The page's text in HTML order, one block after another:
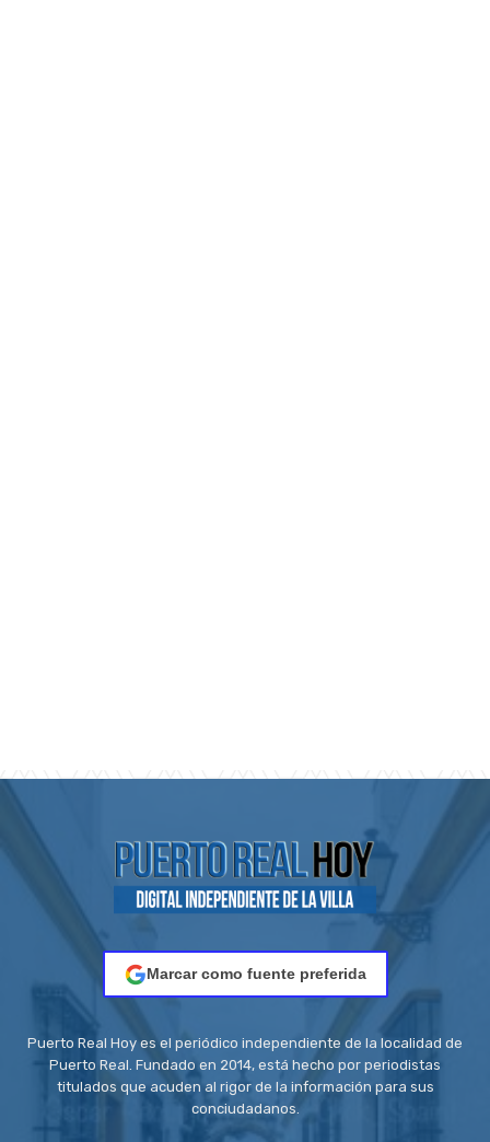
Marcar como fuente preferida
Puerto Real Hoy es el periódico independiente de la localidad de
Puerto Real. Fundado en 2014, está hecho por periodistas
titulados que acuden al rigor de la información para sus
conciudadanos.